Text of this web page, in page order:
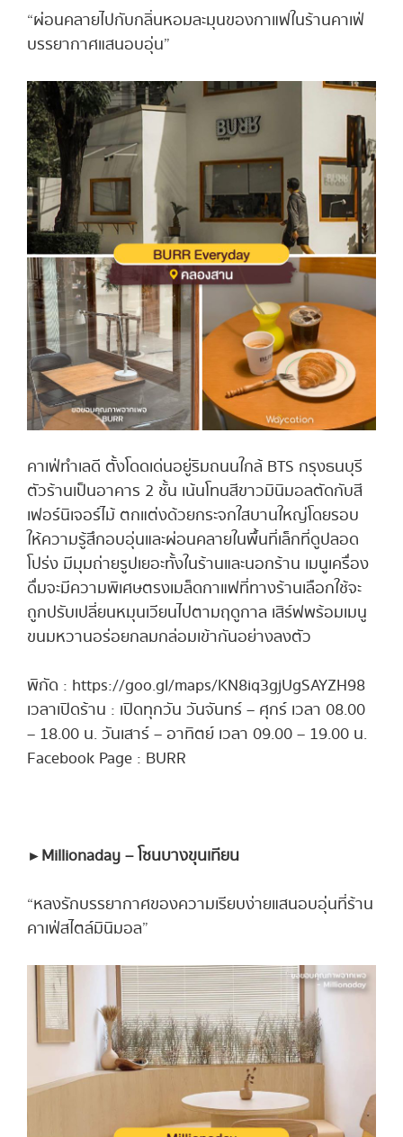
“ผ่อนคลายไปกับกลิ่นหอมละมุนของกาแฟในร้านคาเฟ่
บรรยากาศแสนอบอุ่น”
คาเฟ่ทำเลดี ตั้งโดดเด่นอยู่ริมถนนใกล้ BTS กรุงธนบุรี
ตัวร้านเป็นอาคาร 2 ชั้น เน้นโทนสีขาวมินิมอลตัดกับสี
เฟอร์นิเจอร์ไม้ ตกแต่งด้วยกระจกใสบานใหญ่โดยรอบ
ให้ความรู้สึกอบอุ่นและผ่อนคลายในพื้นที่เล็กที่ดูปลอด
โปร่ง มีมุมถ่ายรูปเยอะทั้งในร้านและนอกร้าน เมนูเครื่อง
ดื่มจะมีความพิเศษตรงเมล็ดกาแฟที่ทางร้านเลือกใช้จะ
ถูกปรับเปลี่ยนหมุนเวียนไปตามฤดูกาล เสิร์ฟพร้อมเมนู
ขนมหวานอร่อยกลมกล่อมเข้ากันอย่างลงตัว
พิกัด : https://goo.gl/maps/KN8iq3gjUgSAYZH98
เวลาเปิดร้าน : เปิดทุกวัน วันจันทร์ – ศุกร์ เวลา 08.00
– 18.00 น. วันเสาร์ – อาทิตย์ เวลา 09.00 – 19.00 น.
Facebook Page : BURR
► Millionaday – โซนบางขุนเทียน
“หลงรักบรรยากาศของความเรียบง่ายแสนอบอุ่นที่ร้าน
คาเฟ่สไตล์มินิมอล”